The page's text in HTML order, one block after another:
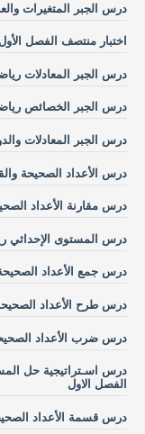
درس الجبر المتغيرات
اختبار منتصف الفصل
درس الجبر المعادلات
درس الجبر الخصائص
درس الجبر المعادلات
درس الأعداد الصحيحة
درس مقارنة الأعداد
درس المستوى الإحداثي
درس جمع الأعداد
درس طرح الأعداد
درس ضرب الأعداد
درس اسـتراتيجية حل
الفصل الاول
درس قسمة الأعداد